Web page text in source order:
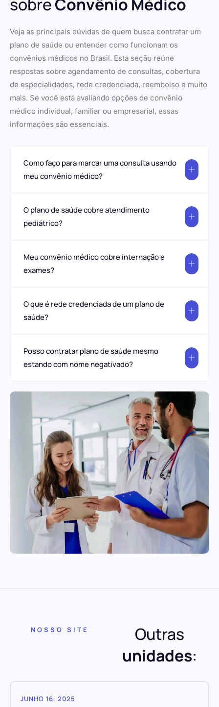
sobreConvênio Médico
Veja as principais dúvidas de quem busca contratar um
plano de saúde ou entender como funcionam os
convênios médicos no Brasil. Esta seção reúne
respostas sobre agendamento de consultas, cobertura
de especialidades, rede credenciada, reembolso e muito
mais. Se você está avaliando opções de convênio
médico individual, familiar ou empresarial, essas
informações são essenciais.
Como faço para marcar uma consulta usando
meu convênio médico?
O plano de saúde cobre atendimento
pediátrico?
Meu convênio médico cobre internação e
exames?
O que é rede credenciada de um plano de
saúde?
Posso contratar plano de saúde mesmo
estando com nome negativado?
NOSSO SITE
Outras
unidades:
JUNHO 16, 2025